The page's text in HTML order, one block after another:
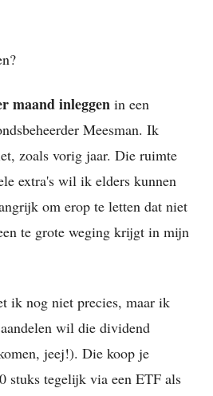
maand inleggen in een
Meesman. Ik
zoals vorig jaar. Die ruimte
extra's wil ik elders kunnen
om erop te letten dat niet
te grote weging krijgt in mijn
ik nog niet precies, maar ik
wil die dividend
jeej!). Die koop je
stuks tegelijk via een ETF als